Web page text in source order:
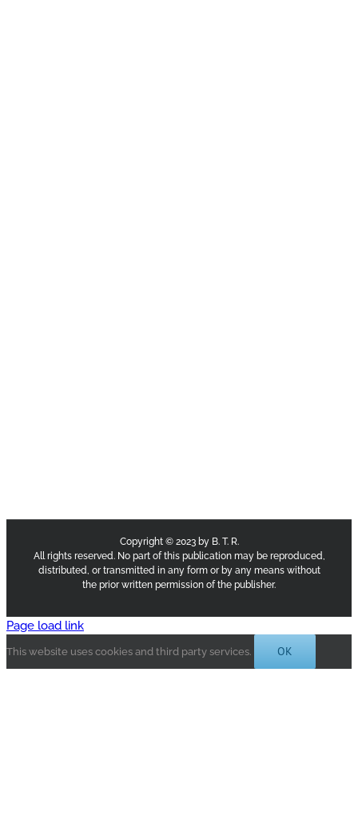
Copyright © 2023 by B. T. R.
All rights reserved. No part of this publication may be reproduced,
distributed, or transmitted in any form or by any means without
the prior written permission of the publisher.
Page load link
This website uses cookies and third party services. OK